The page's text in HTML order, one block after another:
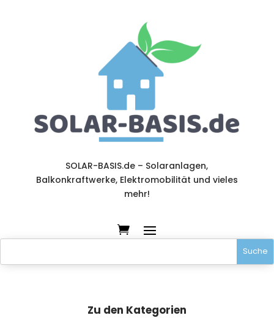
SOLAR-BASIS.de – Solaranlagen,
Balkonkraftwerke, Elektromobilität und vieles
mehr!
Zu den Kategorien